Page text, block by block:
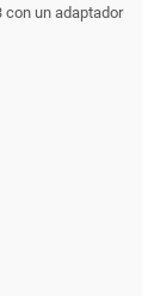
con un adaptador